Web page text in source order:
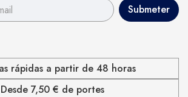
rápidas a partir de 48 horas
Desde 7,50 € de portes